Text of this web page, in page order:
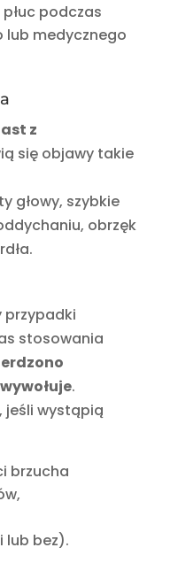
podczas
lub medycznego
z
się objawy takie
głowy, szybkie
obrzęk
przypadki
stosowania
.
jeśli wystąpią
brzucha
lub bez).